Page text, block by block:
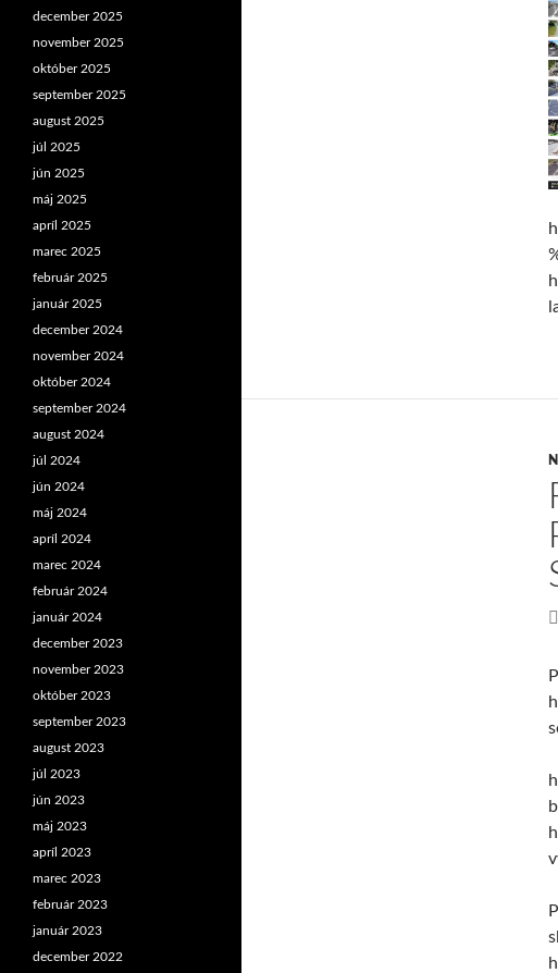
december 2025
november 2025
október 2025
september 2025
august 2025
júl 2025
jún 2025
máj 2025
apríl 2025
marec 2025
február 2025
január 2025
december 2024
november 2024
október 2024
september 2024
august 2024
júl 2024
jún 2024
máj 2024
apríl 2024
marec 2024
február 2024
január 2024
december 2023
november 2023
október 2023
september 2023
august 2023
júl 2023
jún 2023
máj 2023
apríl 2023
marec 2023
február 2023
január 2023
december 2022